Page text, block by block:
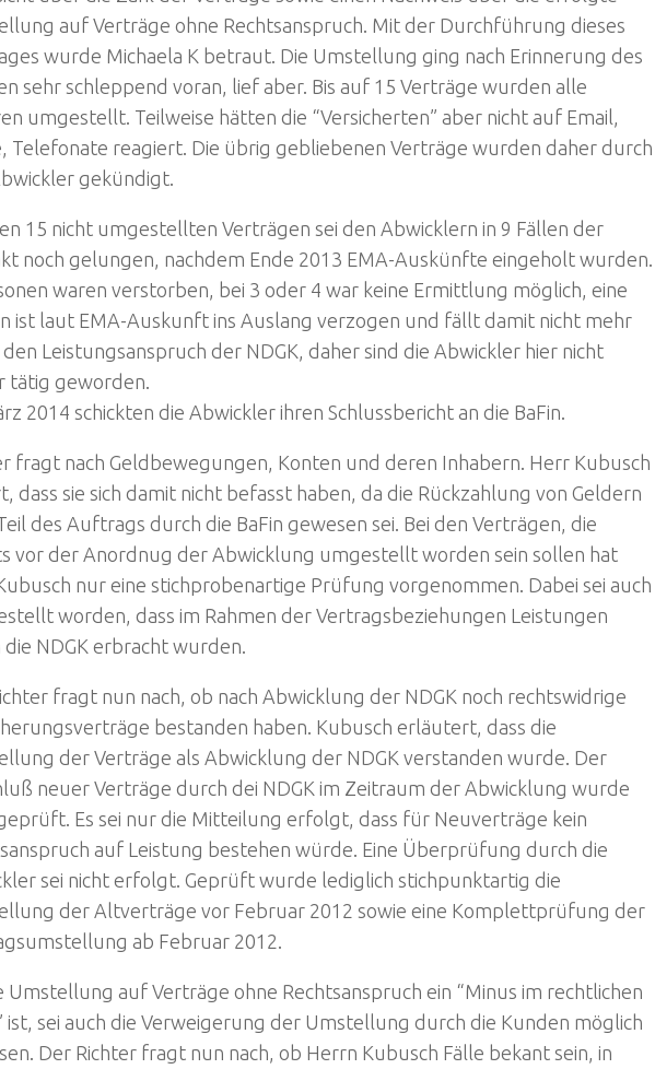
auf Verträge ohne Rechtsanspruch. Mit der Durchführung dieses
wurde Michaela K betraut. Die Umstellung ging nach Erinnerung des
sehr schleppend voran, lief aber. Bis auf 15 Verträge wurden alle
umgestellt. Teilweise hätten die “Versicherten” aber nicht auf Email,
Telefonate reagiert. Die übrig gebliebenen Verträge wurden daher durch
gekündigt.
15 nicht umgestellten Verträgen sei den Abwicklern in 9 Fällen der
noch gelungen, nachdem Ende 2013 EMA-Auskünfte eingeholt wurden.
waren verstorben, bei 3 oder 4 war keine Ermittlung möglich, eine
ist laut EMA-Auskunft ins Auslang verzogen und fällt damit nicht mehr
Leistungsanspruch der NDGK, daher sind die Abwickler hier nicht
tätig geworden.
2014 schickten die Abwickler ihren Schlussbericht an die BaFin.
fragt nach Geldbewegungen, Konten und deren Inhabern. Herr Kubusch
dass sie sich damit nicht befasst haben, da die Rückzahlung von Geldern
des Auftrags durch die BaFin gewesen sei. Bei den Verträgen, die
vor der Anordnug der Abwicklung umgestellt worden sein sollen hat
nur eine stichprobenartige Prüfung vorgenommen. Dabei sei auch
worden, dass im Rahmen der Vertragsbeziehungen Leistungen
NDGK erbracht wurden.
fragt nun nach, ob nach Abwicklung der NDGK noch rechtswidrige
bestanden haben. Kubusch erläutert, dass die
der Verträge als Abwicklung der NDGK verstanden wurde. Der
neuer Verträge durch dei NDGK im Zeitraum der Abwicklung wurde
Es sei nur die Mitteilung erfolgt, dass für Neuverträge kein
auf Leistung bestehen würde. Eine Überprüfung durch die
sei nicht erfolgt. Geprüft wurde lediglich stichpunktartig die
der Altverträge vor Februar 2012 sowie eine Komplettprüfung der
ab Februar 2012.
Umstellung auf Verträge ohne Rechtsanspruch ein “Minus im rechtlichen
ist, sei auch die Verweigerung der Umstellung durch die Kunden möglich
Der Richter fragt nun nach, ob Herrn Kubusch Fälle bekant sein, in